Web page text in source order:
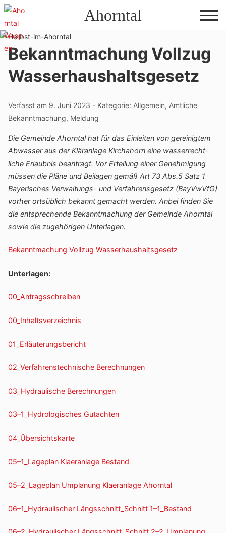
Direkt
Inhalt
Ahorntal
Bekanntmachung Vollzug
Wasserhaushaltsgesetz
Verfasst am 9. Juni 2023 - Kategorie: Allgemein, Amtliche
Bekanntmachung, Meldung
Die Gemeinde Ahorntal hat für das Einleiten von gerei­nigtem
Abwasser aus der Klär­an­lage Kirch­ahorn eine wasser­recht­
liche Erlaubnis bean­tragt. Vor Ertei­lung einer Geneh­mi­gung
müssen die Pläne und Beilagen gemäß Art 73 Abs.5 Satz 1
Baye­ri­sches Verwal­tungs- und Verfah­rens­ge­setz (BayV­wVfG)
vorher orts­üb­lich bekannt gemacht werden. Anbei finden Sie
die entspre­chende Bekannt­ma­chung der Gemeinde Ahorntal
sowie die zuge­hö­rigen Unterlagen.
Bekannt­ma­chung Vollzug Wasserhaushaltsgesetz
Unter­lagen:
00_Antragsschreiben
00_Inhaltsverzeichnis
01_Erläuterungsbericht
02_Verfahrenstechnische Berech­nungen
03_Hydraulische Berech­nungen
03–1_Hydrologisches Gutachten
04_Übersichtskarte
05–1_Lageplan Klaer­an­lage Bestand
05–2_Lageplan Umpla­nung Klaer­an­lage Ahorntal
06–1_Hydraulischer Längsschnitt_Schnitt 1–1_Bestand